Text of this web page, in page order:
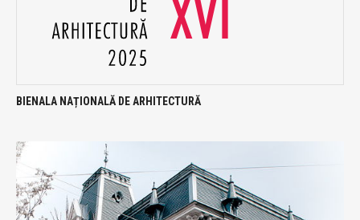
BIENALA NAȚIONALĂ DE ARHITECTURĂ